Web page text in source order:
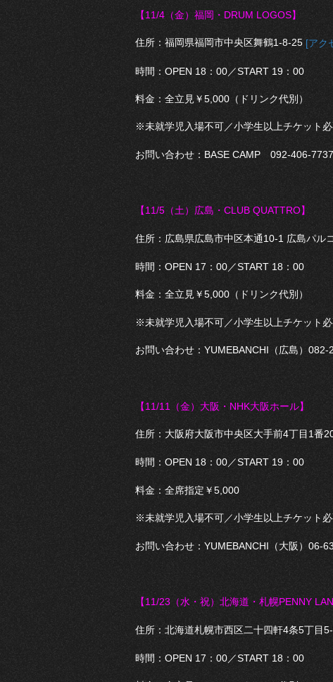
【11/4（金）福岡・DRUM LOGOS】
住所：福岡県福岡市中央区舞鶴1-8-25 [アク
時間：OPEN 18：00／START 19：00
料金：全立見￥5,000（ドリンク代別）
※未就学児入場不可／小学生以上チケット
お問い合わせ：BASE CAMP 092-406-7737
【11/5（土） 広島・CLUB QUATTRO】
住所：広島県広島市中区本通10-1 広島パル
時間：OPEN 17：00／START 18：00
料金：全立見￥5,000（ドリンク代別）
※未就学児入場不可／小学生以上チケット
お問い合わせ：YUMEBANCHI（広島）082-
【11/11（金）大阪・NHK大阪ホール】
住所：大阪府大阪市中央区大手前4丁目1番
時間：OPEN 18：00／START 19：00
料金：全席指定￥5,000
※未就学児入場不可／小学生以上チケット
お問い合わせ：YUMEBANCHI（大阪）06-
【11/23（水・祝）北海道・札幌PENNY
住所：北海道札幌市西区二十四軒4条5丁目
時間：OPEN 17：00／START 18：00